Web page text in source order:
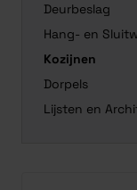
Deurbeslag
Hang- en
Kozijnen
Dorpels
Lijsten en